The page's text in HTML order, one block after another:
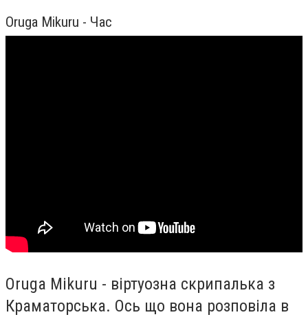
Oruga Mikuru - Час
Oruga Mikuru - віртуозна скрипалька з
Краматорська. Ось що вона розповіла в